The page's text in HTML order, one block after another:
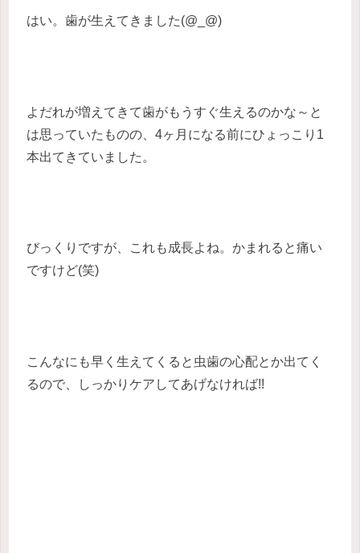
はい。歯が生えてきました(@_@)
よだれが増えてきて歯がもうすぐ生えるのかな～と
は思っていたものの、4ヶ月になる前にひょっこり1
本出てきていました。
びっくりですが、これも成長よね。かまれると痛い
ですけど(笑)
こんなにも早く生えてくると虫歯の心配とか出てく
るので、しっかりケアしてあげなければ!!